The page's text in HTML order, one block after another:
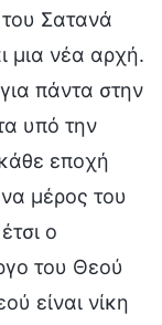
Σατανά
μια νέα αρχή.
πάντα στην
υπό την
εποχή
μέρος του
ο
του Θεού
είναι νίκη